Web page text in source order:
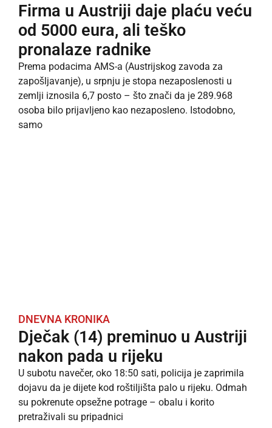
Firma u Austriji daje plaću veću
od 5000 eura, ali teško
pronalaze radnike
Prema podacima AMS-a (Austrijskog zavoda za
zapošljavanje), u srpnju je stopa nezaposlenosti u
zemlji iznosila 6,7 posto – što znači da je 289.968
osoba bilo prijavljeno kao nezaposleno. Istodobno,
samo
DNEVNA KRONIKA
Dječak (14) preminuo u Austriji
nakon pada u rijeku
U subotu navečer, oko 18:50 sati, policija je zaprimila
dojavu da je dijete kod roštiljišta palo u rijeku. Odmah
su pokrenute opsežne potrage – obalu i korito
pretraživali su pripadnici